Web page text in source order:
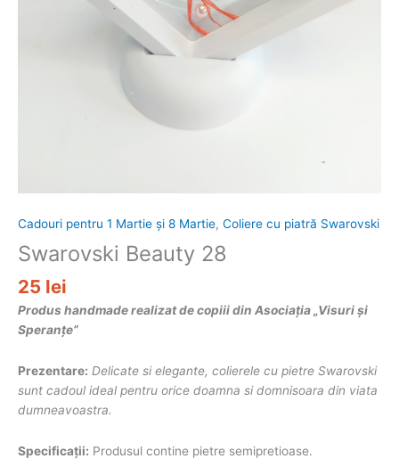
Cadouri pentru 1 Martie și 8 Martie, Coliere cu piatră Swarovski
Swarovski Beauty 28
25 lei
Produs handmade realizat de copiii din Asociația „Visuri și
Speranțe”
Prezentare: Delicate si elegante, colierele cu pietre Swarovski
sunt cadoul ideal pentru orice doamna si domnisoara din viata
dumneavoastra.
Specificații: Produsul contine pietre semipretioase.